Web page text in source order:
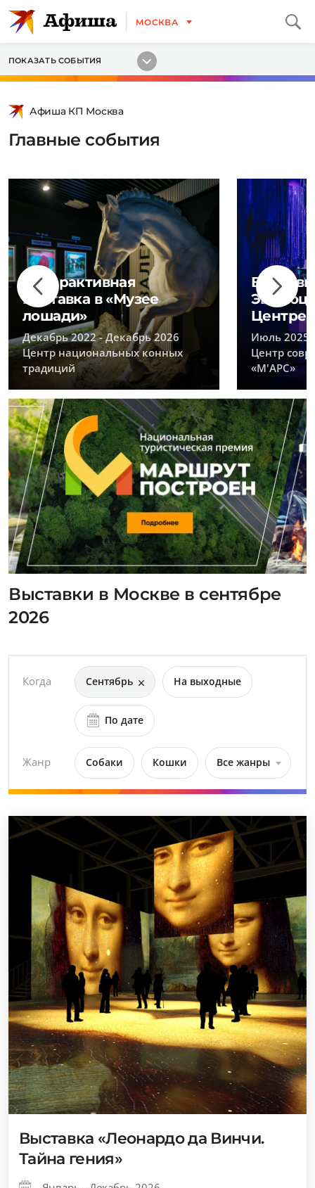
МОСКВА
ПОКАЗАТЬ СОБЫТИЯ
Афиша КП Москва
Главные события
Интерактивная
выставка в «Музее
лошади»
Декабрь 2022 - Декабрь 2026
Центр национальных конных
традиций
Центре
Июль 2025
Центр
«М'АРС»
Выставки в Москве в сентябре
2026
Когда Сентябрь На выходные
По дате
Жанр Собаки Кошки Все жанры
Выставка «Леонардо да Винчи.
Тайна гения»